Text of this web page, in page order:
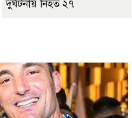
দুর্ঘটনায় নিহত ২৭